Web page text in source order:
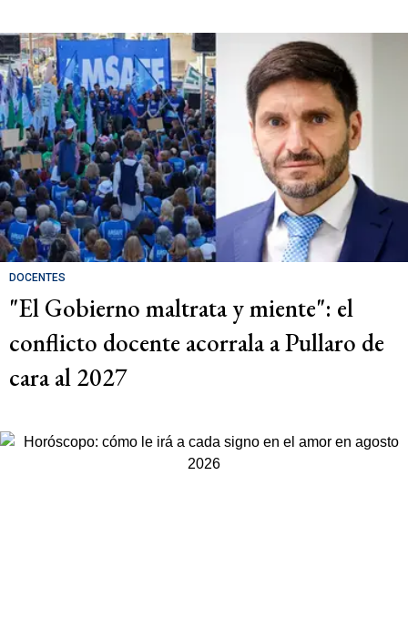
DOCENTES
"El Gobierno maltrata y miente": el
conflicto docente acorrala a Pullaro de
cara al 2027